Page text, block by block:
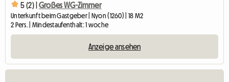
5 (2) | Großes WG-Zimmer
Unterkunft beim Gastgeber | Nyon (1260) | 18 M2
2 Pers. | Mindestaufenthalt: 1 woche
Anzeige ansehen